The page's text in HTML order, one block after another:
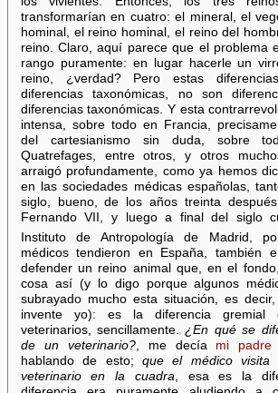
transformarían en cuatro: el mineral, el
hominal, el reino hominal, el reino del
reino. Claro, aquí parece que el problema
rango puramente: en lugar hacerle un
reino, ¿verdad? Pero estas
diferencias taxonómicas, no son
diferencias taxonómicas. Y esta
intensa, sobre todo en Francia,
del cartesianismo sin duda, sobre
Quatrefages, entre otros, y otros
arraigó profundamente, como ya hemos
en las sociedades médicas españolas,
siglo, bueno, de los años treinta
Fernando VII, y luego a final del siglo
Instituto de Antropología de Madrid,
médicos tendieron en España, también
defender un reino animal que, en el
cosa así (y lo digo porque algunos
subrayado mucho esta situación, es
invente yo): es la diferencia gremial
veterinarios, sencillamente.¿En qué se
de un veterinario?, me decía mi padre
hablando de esto; que el médico
veterinario en la cuadra , esa es la